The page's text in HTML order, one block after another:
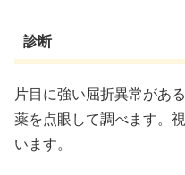
診断
片目に強い屈折異常があ
薬を点眼して調べます。
います。